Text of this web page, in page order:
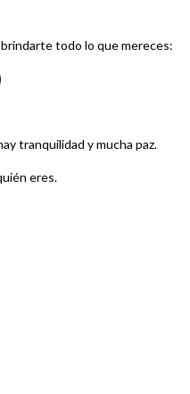
todo lo que mereces:
tranquilidad y mucha paz.
eres.